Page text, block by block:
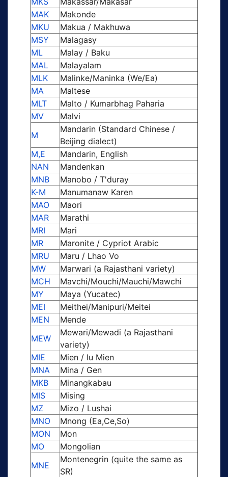
MAK
Makonde
MKU
Makua / Makhuwa
MSY
Malagasy
ML
Malay / Baku
MAL
Malayalam
MLK
Malinke/Maninka (We/Ea)
MA
Maltese
MLT
Malto / Kumarbhag Paharia
MV
Malvi
M
Mandarin (Standard Chinese /
Beijing dialect)
M,E
Mandarin, English
NAN
Mandenkan
MNB
Manobo / T'duray
K-M
Manumanaw Karen
MAO
Maori
MAR
Marathi
MRI
Mari
MR
Maronite / Cypriot Arabic
MRU
Maru / Lhao Vo
MW
Marwari (a Rajasthani variety)
MCH
Mavchi/Mouchi/Mauchi/Mawchi
MY
Maya (Yucatec)
MEI
Meithei/Manipuri/Meitei
MEN
Mende
MEW
Mewari/Mewadi (a Rajasthani
variety)
MIE
Mien / Iu Mien
MNA
Mina / Gen
MKB
Minangkabau
MIS
Mising
MZ
Mizo / Lushai
MNO
Mnong (Ea,Ce,So)
MON
Mon
MO
Mongolian
MNE
Montenegrin (quite the same as
SR)